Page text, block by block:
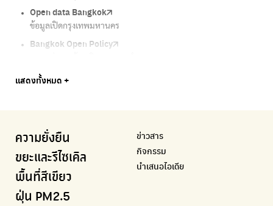
Open data Bangkok
ข้อมูลเปิดกรุงเทพมหานคร
Bangkok Open Policy
Bangkok Trees
BKK Zero Waste
กรุงเทพฯไม่เทรวม
ลุงซาเล้งกับขยะที่หายไป
CHULA Zero Waste
แสดงทั้งหมด +
ลุงซาเล้งกับขยะที่หายไป
เริ่มแยกขยะตั้งแต่วันนี้ เดี๋ยวลุงสอนให้
CHULA Zero Waste
Green2Get
กรมควบคุมมลพิษ
แหล่งข้อมูลเกี่ยวกับมาตรฐานคุณภาพอากาศ น้ำ และเสียง
มูลนิธิโลกสีเขียว
How to ting
Air4Thai
ตรวจสอบสภาพอากาศรอบตัวคุณง่ายๆ
กรมควบคุมมลพิษ
Line Alert
Greenpeace
มูลนิธิสภาประชาชนเพื่อสิ่งแวดล้อม
สำนักสิ่งแวดล้อม กรุงเทพมหานคร
เตะฝุ่น
We park
เครือข่ายพัฒนาเมืองและชุมชนสุขภาวะ
Thai Green Urban (TGU)
Urban Design and Development Center
กระทรวงทรัพยากรธรรมชาติและสิ่งแวดล้อม
กรมส่งเสริมคุณภาพและสิ่งแวดล้อม
กรมควบคุมมลพิษ
แหล่งข้อมูลเกี่ยวกับมาตรฐานคุณภาพอากาศ น้ำ และเสียง
Greenpeace
Climate Strike Thailand
Carbon Footprint Thailand
เรียนรู้เครื่องมือคำนวณคาร์บอนฟุตพริ้นท์
กรมอุตุนิยมวิทยา
Net Zero Carbon
ความยั่งยืน
ขยะและรีไซเคิล
พื้นที่สีเขียว
ฝุ่น PM2.5
ข่าวสาร
กิจกรรม
นำเสนอไอเดีย